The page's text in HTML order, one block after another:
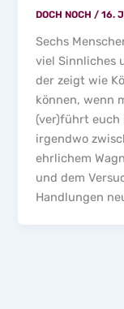
DOCH NOCH/16.
Sechs
viel Sinnliches
der zeigt wie
können, wenn
(ver)führt euch
irgendwo
ehrlichem
und dem
Handlungen